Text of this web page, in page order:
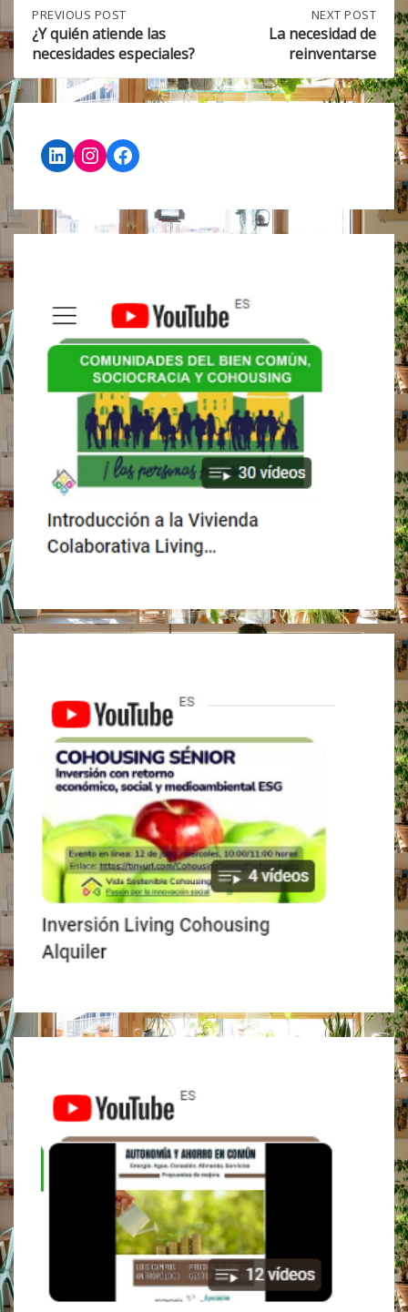
Post
navigation
PREVIOUS
POST:
¿Y
QUIÉN
ATIENDE
LAS
PREVIOUS POST
¿Y quién atiende las
necesidades especiales?
DE
REINVENTARSE
NEXT POST
La necesidad de
reinventarse
LinkedIn
Instagram
Facebook